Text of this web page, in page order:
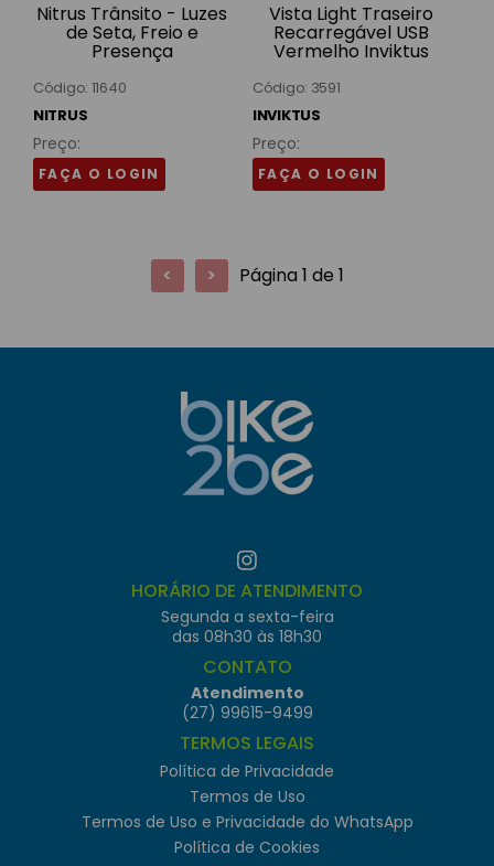
Nitrus Trânsito - Luzes
de Seta, Freio e
Presença
Código: 11640
NITRUS
Preço:
FAÇA O LOGIN
Vista Light Traseiro
Recarregável USB
Vermelho Inviktus
Código: 3591
INVIKTUS
Preço:
FAÇA O LOGIN
< > Página 1 de 1
HORÁRIO DE ATENDIMENTO
Segunda a sexta-feira
das 08h30 às 18h30
CONTATO
Atendimento
(27) 99615-9499
TERMOS LEGAIS
Política de Privacidade
Termos de Uso
Termos de Uso e Privacidade do WhatsApp
Política de Cookies